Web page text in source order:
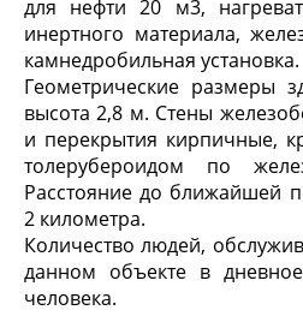
для нефти 20 м3,
инертного материала,
камнедробильная установка.
Геометрические размеры
высота 2,8 м. Стены
и перекрытия кирпичные,
толерубероидом по
Расстояние до ближайшей
2 километра.
Количество людей,
данном объекте в
человека.